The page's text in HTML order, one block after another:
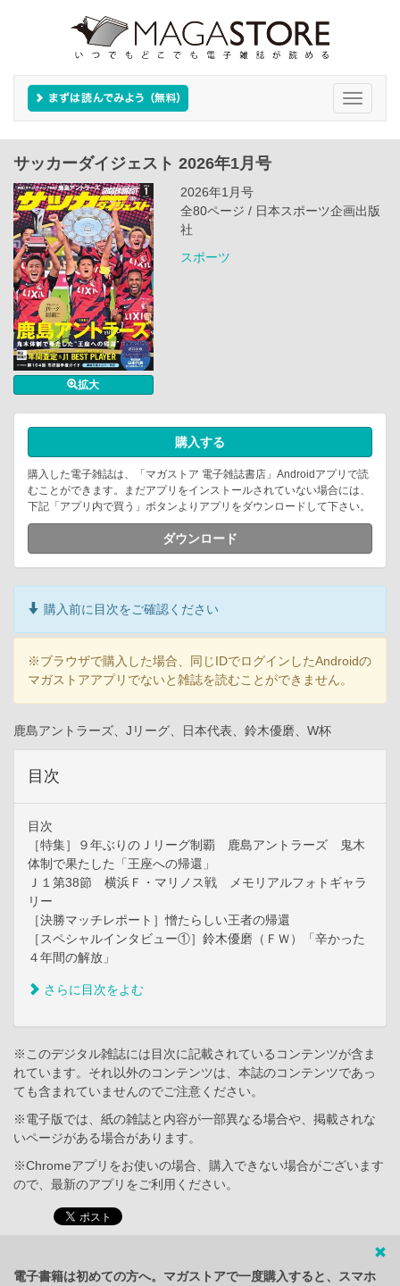
Toggle
サッカーダイジェスト 2026年1月号
拡大
2026年1月号
全80ページ / 日本スポーツ企画出版
社
スポーツ
購入する
購入した電子雑誌は、「マガストア 電子雑誌書店」Androidアプリで読
むことができます。まだアプリをインストールされていない場合には、
下記「アプリ内で買う」ボタンよりアプリをダウンロードして下さい。
ダウンロード
購入前に目次をご確認ください
※ブラウザで購入した場合、同じIDでログインしたAndroidの
マガストアアプリでないと雑誌を読むことができません。
鹿島アントラーズ、Jリーグ、日本代表、鈴木優磨、W杯
目次
目次
［特集］９年ぶりのＪリーグ制覇 鹿島アントラーズ 鬼木
体制で果たした「王座への帰還」
Ｊ１第38節 横浜Ｆ・マリノス戦 メモリアルフォトギャラ
リー
［決勝マッチレポート］憎たらしい王者の帰還
［スペシャルインタビュー①］鈴木優磨（ＦＷ）「辛かった
４年間の解放」
さらに目次をよむ
※このデジタル雑誌には目次に記載されているコンテンツが含ま
れています。それ以外のコンテンツは、本誌のコンテンツであっ
ても含まれていませんのでご注意ください。
※電子版では、紙の雑誌と内容が一部異なる場合や、掲載されな
いページがある場合があります。
※Chromeアプリをお使いの場合、購入できない場合がございます
ので、最新のアプリをご利用ください。
電子書籍は初めての方へ。マガストアで一度購入すると、スマホ